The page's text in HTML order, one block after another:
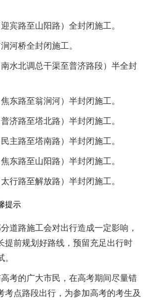
宾路至山阳路）全封闭施工。
河桥全封闭施工。
水北调总干渠至普济路段）半全封
东路至翁涧河）半封闭施工。
济路至塔北路）半封闭施工。
主路至塔南路）半封闭施工。
东路至山阳路）半封闭施工。
行路至解放路）半封闭施工。
提示
道路施工会对出行造成一定影响，
提前规划好路线，预留充足出行时
考的广大市民，在高考期间尽量错
考点路段出行，为参加高考的考生及